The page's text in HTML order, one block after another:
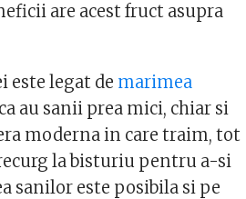
are acest fruct asupra
este legat de marimea
au sanii prea mici, chiar si
moderna in care traim, tot
la bisturiu pentru a-si
sanilor este posibila si pe